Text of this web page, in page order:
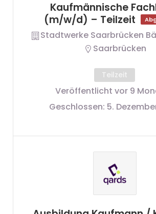
Kaufmännische
(m/w/d) – Teilzeit
Stadtwerke Saarbrücken
Saarbrücken
Teilzeit
Veröffentlicht vor 9
Geschlossen: 5.